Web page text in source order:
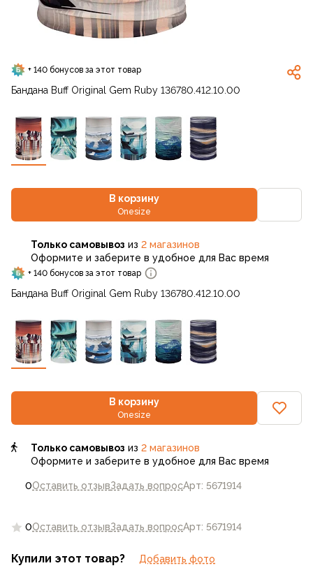
+ 140 бонусов за этот товар
Бандана Buff Original Gem Ruby 136780.412.10.00
В корзину
Onesize
0Оставить отзывЗадать вопросАрт: 5671914
Только самовывоз из 2 магазинов
Оформите и заберите в удобное для Вас время
+ 140 бонусов за этот товар
Бандана Buff Original Gem Ruby 136780.412.10.00
В корзину
Onesize
0Оставить отзывЗадать вопросАрт: 5671914
Только самовывоз из 2 магазинов
Оформите и заберите в удобное для Вас время
Купили этот товар? Добавить фото